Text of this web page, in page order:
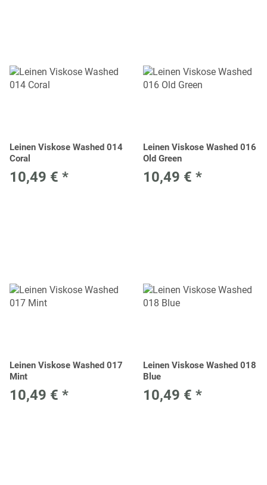
Leinen Viskose Washed 014
Coral
10,49 € *
Leinen Viskose Washed 016
Old Green
10,49 € *
Leinen Viskose Washed 017
Mint
10,49 € *
Leinen Viskose Washed 018
Blue
10,49 € *